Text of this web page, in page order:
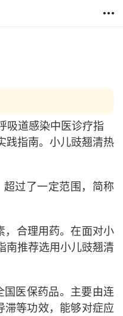
吸道感染中医诊疗指
践指南。小儿豉翘清热
过了一定范围，简称
，合理用药。在面对小
南推荐选用小儿豉翘清
医保药品。主要由连
等功效， 能够对症应